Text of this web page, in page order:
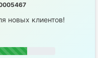
новых клиентов!